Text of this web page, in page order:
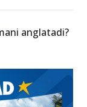
anglatadi?